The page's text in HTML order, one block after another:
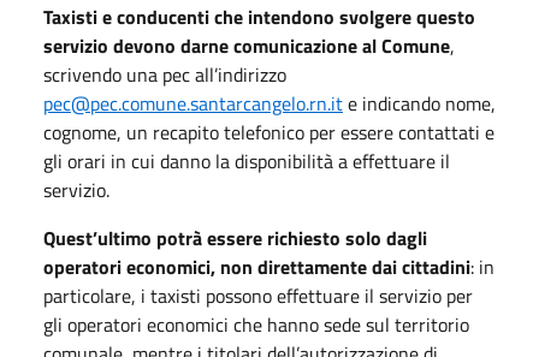
Taxisti e conducenti che intendono svolgere questo
servizio devono darne comunicazione al Comune,
scrivendo una pec all’indirizzo
pec@pec.comune.santarcangelo.rn.ite indicando nome,
cognome, un recapito telefonico per essere contattati e
gli orari in cui danno la disponibilità a effettuare il
servizio.
Quest’ultimo potrà essere richiesto solo dagli
operatori economici, non direttamente dai cittadini: in
particolare, i taxisti possono effettuare il servizio per
gli operatori economici che hanno sede sul territorio